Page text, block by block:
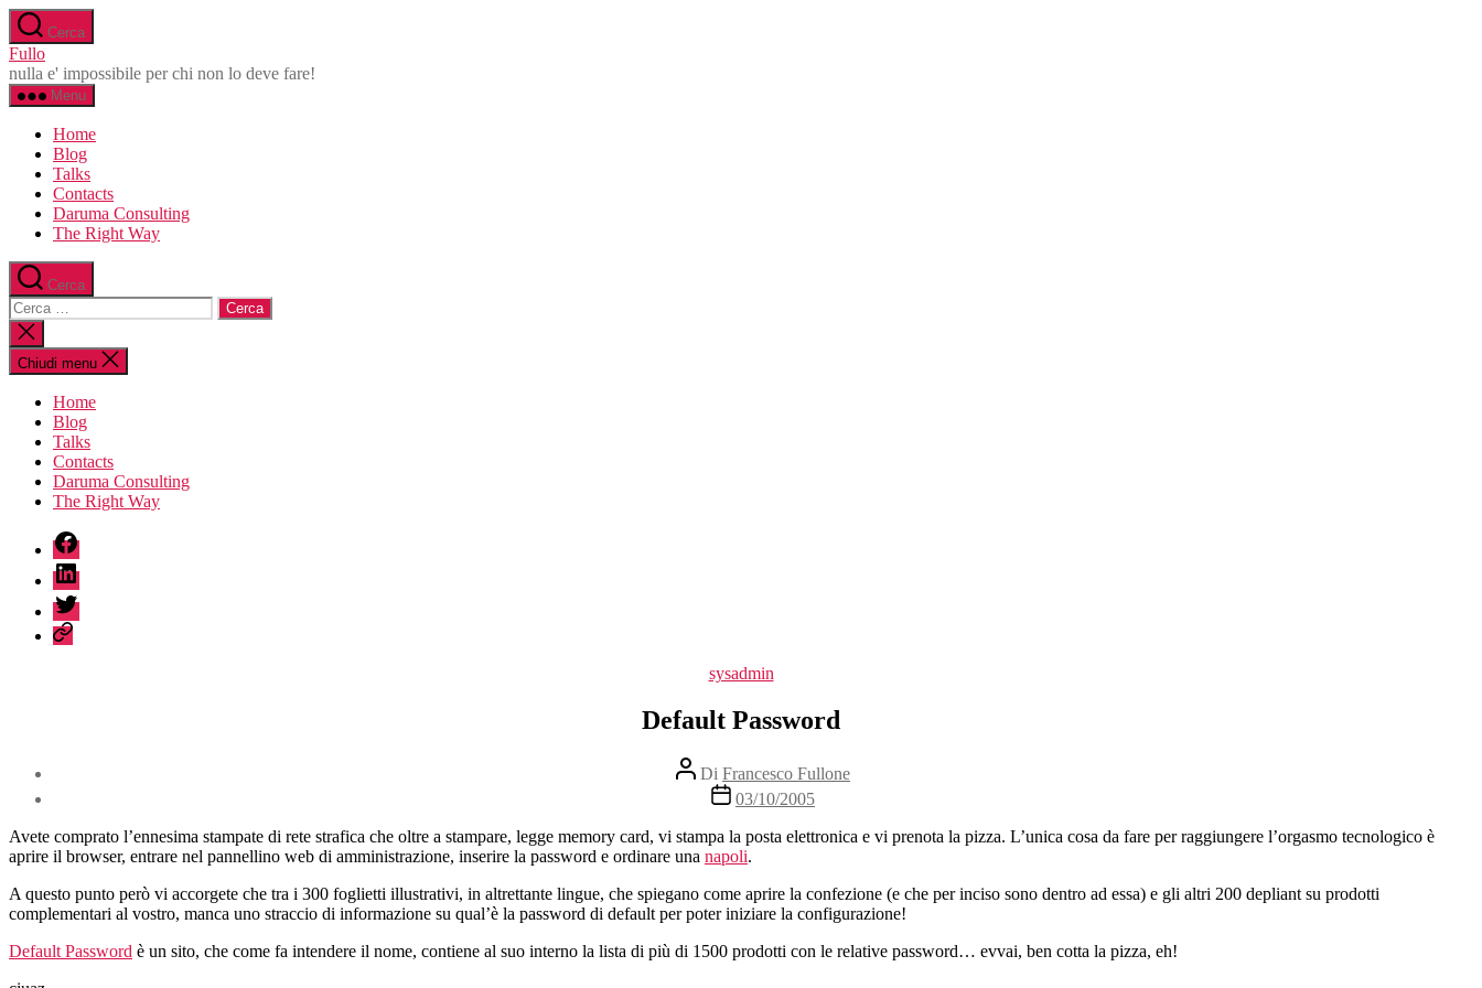
Salta
al
contenuto
Cerca
Fullo
nulla e' impossibile per chi non lo deve fare!
Menu
Home
Blog
Talks
Contacts
Daruma Consulting
The Right Way
Cerca
Cerca:
Chiudi
la
ricerca
Chiudi menu
Home
Blog
Talks
Contacts
Daruma Consulting
The Right Way
fb
linkedin
twitter
sessionize
Categorie
sysadmin
Default Password
Autore
articolo
Di Francesco Fullone
Data
dell'articolo
03/10/2005
Avete comprato l’ennesima stampate di rete strafica che oltre a stampare, legge memory card, vi stampa la posta elettronica e vi prenota la pizza. L’unica cosa da fare per raggiungere l’orgasmo tecnologico è
aprire il browser, entrare nel pannellino web di amministrazione, inserire la password e ordinare una napoli.
A questo punto però vi accorgete che tra i 300 foglietti illustrativi, in altrettante lingue, che spiegano come aprire la confezione (e che per inciso sono dentro ad essa) e gli altri 200 depliant su prodotti
complementari al vostro, manca uno straccio di informazione su qual’è la password di default per poter iniziare la configurazione!
Default Password è un sito, che come fa intendere il nome, contiene al suo interno la lista di più di 1500 prodotti con le relative password… evvai, ben cotta la pizza, eh!